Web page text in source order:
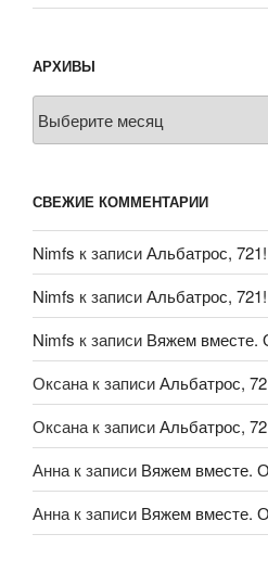
АРХИВЫ
СВЕЖИЕ КОММЕНТАРИИ
Nimfs к записиАльбатрос, 721!
Nimfs к записиАльбатрос, 721!
Nimfs к записи Вяжем вместе.
Оксана к записиАльбатрос,
Оксана к записиАльбатрос,
Анна к записи Вяжем вместе.
Анна к записи Вяжем вместе.